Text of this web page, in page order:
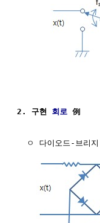
2. 구현 회로 例
  ㅇ 다이오드-브리지